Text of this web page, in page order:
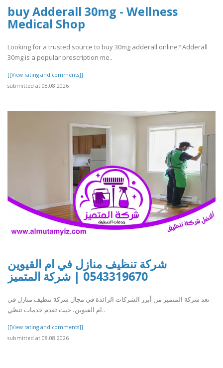
buy Adderall 30mg - Wellness
Medical Shop
Looking for a trusted source to buy 30mg adderall online? Adderall
30mg is a popular prescription me..
[[View rating and comments]]
submitted at 08.08.2026
شركة تنظيف منازل في ام القيوين
0543319670 | شركة المتميز
تعد شركة المتميز من أبرز الشركات الرائدة في مجال شركة تنظيف منازل في
ام القيوين، حيث تقدم خدمات تنظي..
[[View rating and comments]]
submitted at 08.08.2026